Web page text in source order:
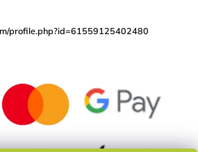
profile.php?id=61559125402480